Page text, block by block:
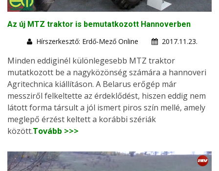
Az új MTZ traktor is bemutatkozott Hannoverben
Hírszerkesztő: Erdő-Mező Online
2017.11.23.
Minden eddiginél különlegesebb MTZ traktor
mutatkozott be a nagyközönség számára a hannoveri
Agritechnica kiállításon. A Belarus erőgép már
messziről felkeltette az érdeklődést, hiszen eddig nem
látott forma társult a jól ismert piros szín mellé, amely
meglepő érzést keltett a korábbi szériák
között.Tovább >>>